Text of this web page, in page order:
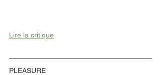
Lire la critique
PLEASURE